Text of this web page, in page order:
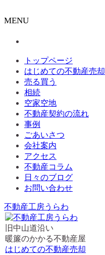
MENU
トップページ
はじめての不動産売却
売る買う
相続
空家空地
不動産契約の流れ
事例
ごあいさつ
会社案内
アクセス
不動産コラム
日々のブログ
お問い合わせ
不動産工房うらわ
旧中山道沿い
暖簾のかかる不動産屋
はじめての不動産売却